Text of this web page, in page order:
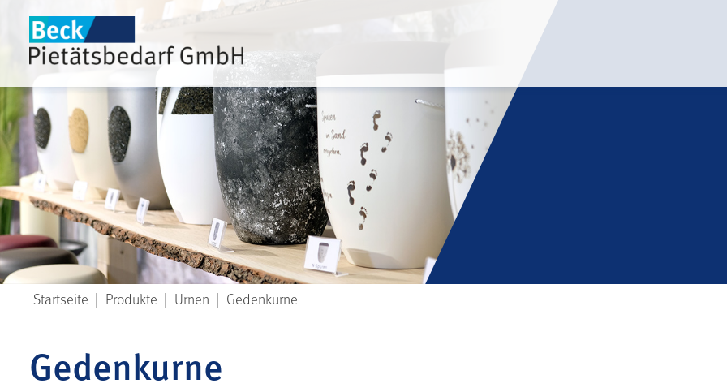
Startseite | Produkte | Urnen | Gedenkurne
Gedenkurne